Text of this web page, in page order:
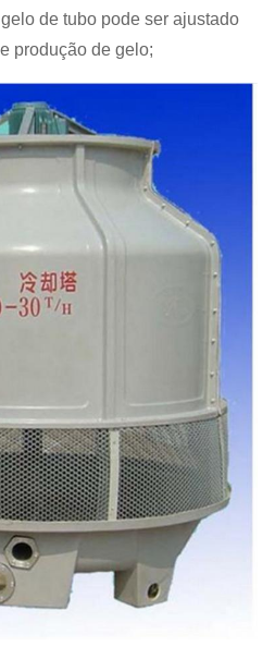
de tubo pode ser ajustado
produção de gelo;